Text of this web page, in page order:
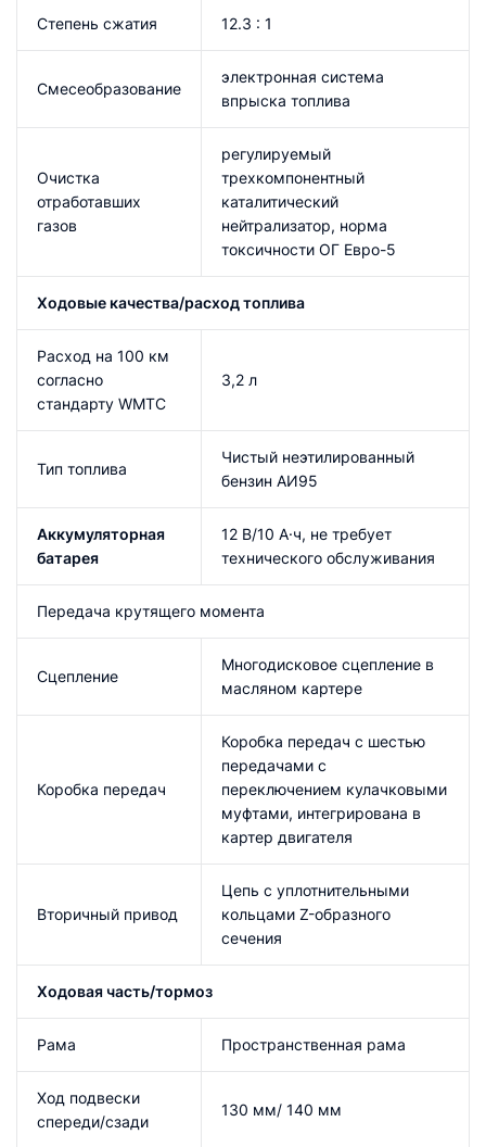
Степень сжатия 12.3 : 1
Смесеобразование
электронная система
впрыска топлива
Очистка
отработавших
газов
регулируемый
трехкомпонентный
каталитический
нейтрализатор, норма
токсичности ОГ Евро-5
Ходовые качества/расход топлива
Расход на 100 км
согласно
стандарту WMTC
3,2 л
Тип топлива
Чистый неэтилированный
бензин АИ95
Аккумуляторная
батарея
12 В/10 А·ч, не требует
технического обслуживания
Передача крутящего момента
Сцепление
Многодисковое сцепление в
масляном картере
Коробка передач
Коробка передач с шестью
передачами с
переключением кулачковыми
муфтами, интегрирована в
картер двигателя
Вторичный привод
Цепь с уплотнительными
кольцами Z-образного
сечения
Ходовая часть/тормоз
Рама Пространственная рама
Ход подвески
спереди/сзади
130 мм/ 140 мм